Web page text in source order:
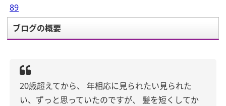
89
ブログの概要
20歳超えてから、
年相応に見られたい見られた
い、ずっと思っていたのですが、
髪を短くしてか